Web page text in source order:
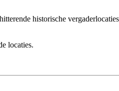
historische
locaties.